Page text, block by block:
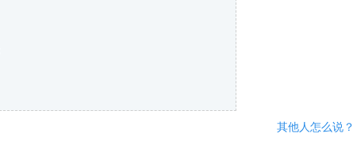
其他人怎么说？